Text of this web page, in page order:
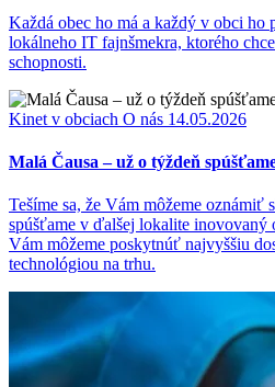
Každá obec ho má a každý v obci ho
lokálneho IT fajnšmekra, ktorého
schopnosti.
Kinet v obciach O nás 14.05.2026
Malá Čausa – už o týždeň
Tešíme sa, že Vám môžeme oznámiť
spúšťame v ďalšej lokalite inovovaný
Vám môžeme poskytnúť najvyššiu
technológiou na trhu.